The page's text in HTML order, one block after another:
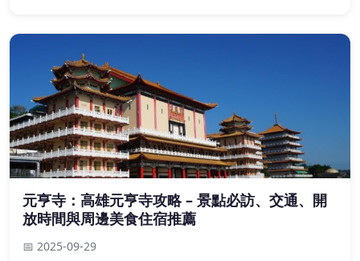
元亨寺：高雄元亨寺攻略 – 景點必訪、交通、開
放時間與周邊美食住宿推薦
📅 2025-09-29